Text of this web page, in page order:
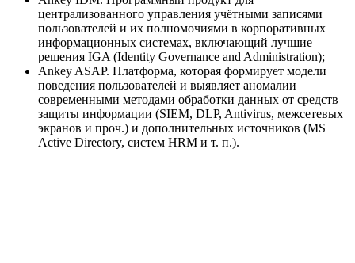
централизованного управления учётными записями
пользователей и их полномочиями в корпоративных
информационных системах, включающий лучшие
решения IGA (Identity Governance and Administration);
Ankey ASAP. Платформа, которая формирует модели
поведения пользователей и выявляет аномалии
современными методами обработки данных от средств
защиты информации (SIEM, DLP, Antivirus, межсетевых
экранов и проч.) и дополнительных источников (MS
Active Directory, систем HRM и т. п.).